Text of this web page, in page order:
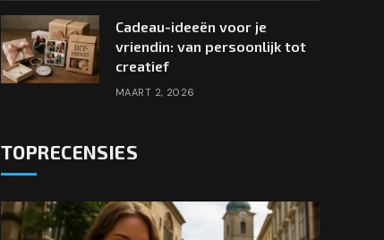
Cadeau-ideeën voor je
vriendin: van persoonlijk tot
creatief
MAART 2, 2026
TOPRECENSIES